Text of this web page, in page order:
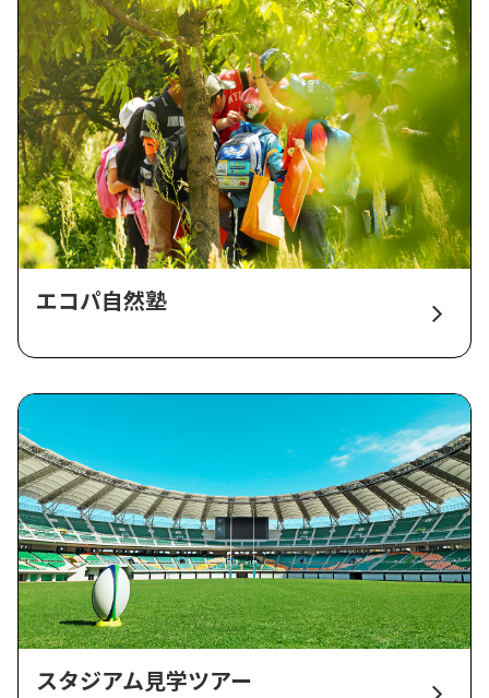
エコパ自然塾
スタジアム見学ツアー